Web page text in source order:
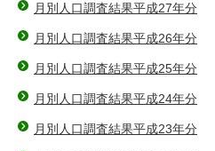
月別人口調査結果平成27年分
月別人口調査結果平成26年分
月別人口調査結果平成25年分
月別人口調査結果平成24年分
月別人口調査結果平成23年分